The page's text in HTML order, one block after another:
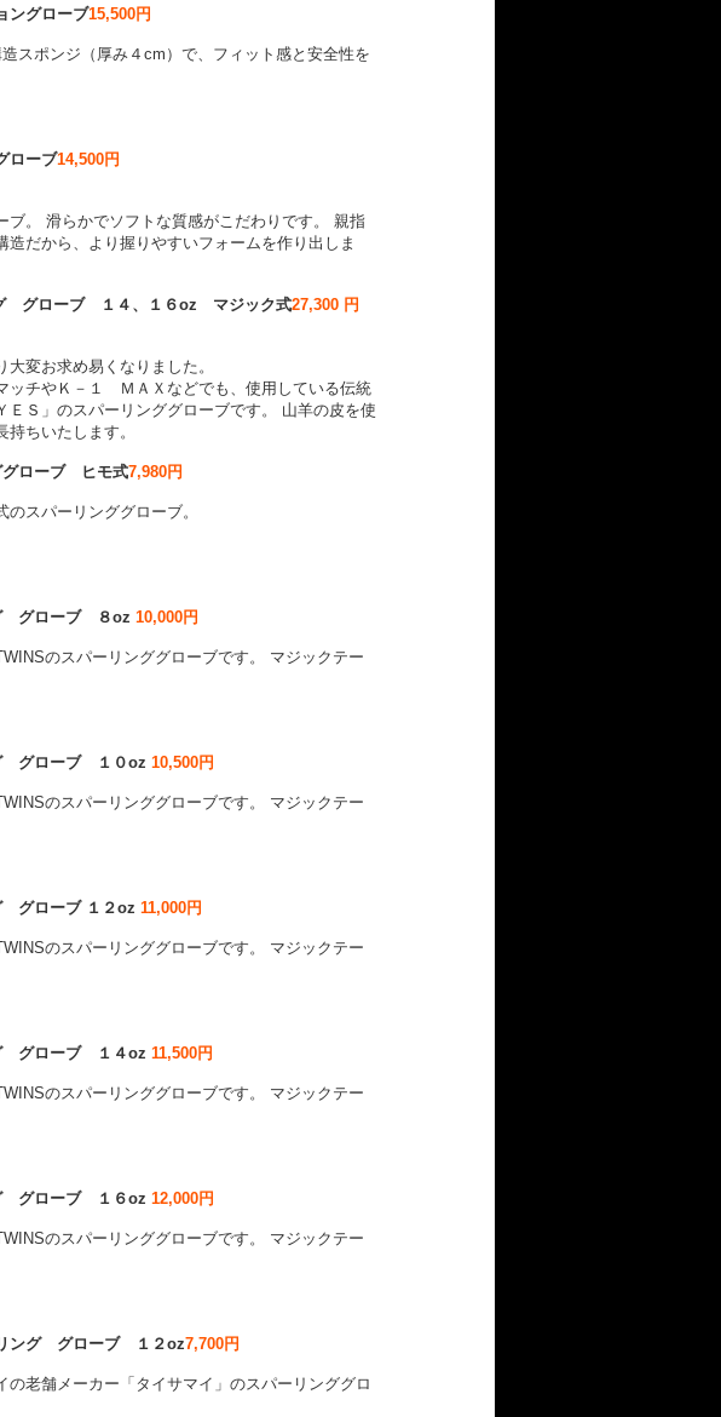
ングローブ15,500円
スポンジ（厚み４cm）で、フィット感と安全性を
ローブ14,500円
ブ。 滑らかでソフトな質感がこだわりです。 親指
造だから、より握りやすいフォームを作り出しま
グローブ １４、１６oz マジック式27,300 円
大変お求め易くなりました。
ッチやＫ－１ ＭＡＸなどでも、使用している伝統
ＥＳ」のスパーリンググローブです。 山羊の皮を使
ちいたします。
グローブ ヒモ式7,980円
のスパーリンググローブ。
グローブ ８oz 10,000円
のスパーリンググローブです。 マジックテー
グローブ １０oz 10,500円
のスパーリンググローブです。 マジックテー
グローブ １２oz 11,000円
のスパーリンググローブです。 マジックテー
グローブ １４oz 11,500円
のスパーリンググローブです。 マジックテー
グローブ １６oz 12,000円
のスパーリンググローブです。 マジックテー
ング グローブ １２oz7,700円
の老舗メーカー「タイサマイ」のスパーリンググロ